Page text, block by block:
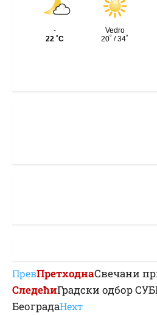
ПревПретходнаСвечани
СледећиГрадски одбор
БеоградаНеxт